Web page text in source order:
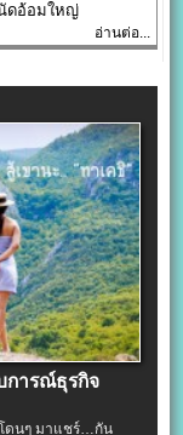
ดอ้อมใหญ่
อ่านต่อ...
การณ์ธุรกิจ
โดนๆ มาแชร์…กัน